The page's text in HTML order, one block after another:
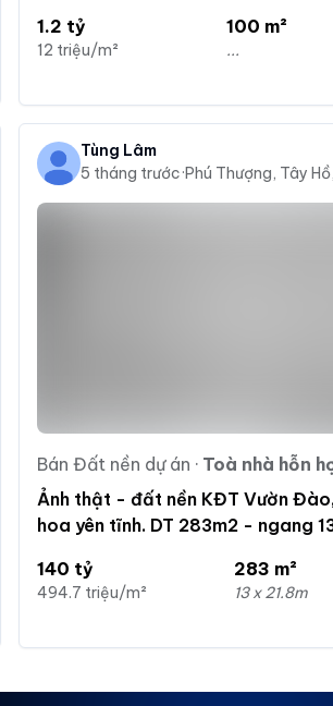
1.2 tỷ
12 triệu/m²
100 m²
...
Tùng Lâm
5 tháng trước·Phú Thượng, Tây
Bán Đất nền dự án · Toà nhà hỗn
Ảnh thật - đất nền KĐT Vườn
hoa yên tĩnh. DT 283m2 - ngang
140 tỷ
494.7 triệu/m²
283 m²
13 x 21.8m